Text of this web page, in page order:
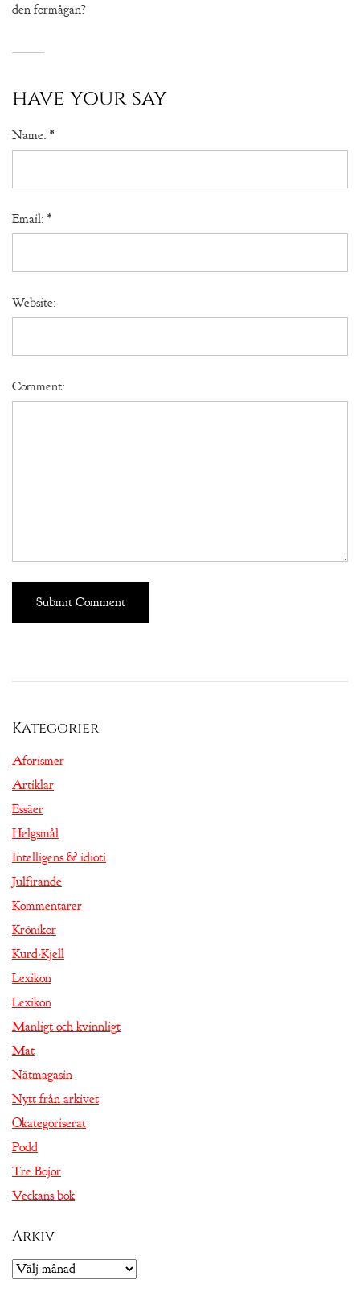
den förmågan?
have your say
Name: *
Email: *
Website:
Comment:
Kategorier
Aforismer
Artiklar
Essäer
Helgsmål
Intelligens & idioti
Julfirande
Kommentarer
Krönikor
Kurd-Kjell
Lexikon
Lexikon
Manligt och kvinnligt
Mat
Nätmagasin
Nytt från arkivet
Okategoriserat
Podd
Tre Bojor
Veckans bok
Arkiv
Arkiv